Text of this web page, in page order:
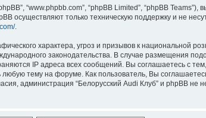
“www.phpbb.com”, “phpBB Limited”, “phpBB Teams”),
осуществляют только техническую поддержку и не
.
характера, угроз и призывов к национальной
законодательства. В случае размещения
IP адреса всех сообщений. Вы соглашаетесь с
тему на форуме. Как пользователь, Вы
администрация “Белорусский Audi Клуб” и phpBB не